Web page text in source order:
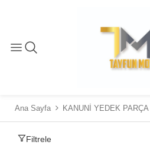
Ana Sayfa KANUNİ YEDEK PARÇA
Filtrele